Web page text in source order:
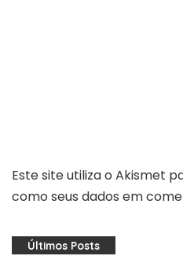
Este site utiliza o Akismet
como seus dados em
Últimos Posts